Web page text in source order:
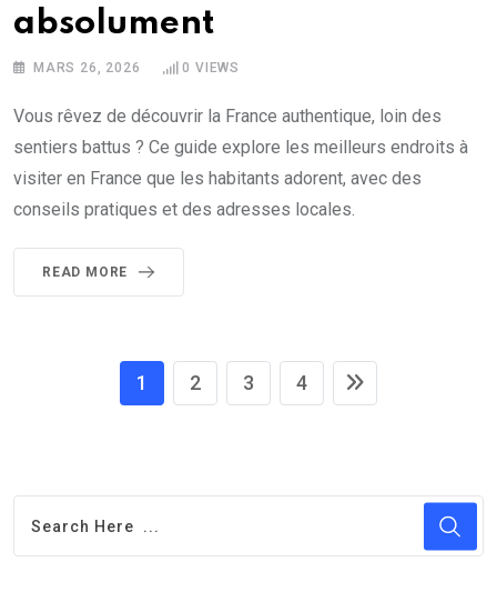
absolument
MARS 26, 2026 0 VIEWS
Vous rêvez de découvrir la France authentique, loin des
sentiers battus ? Ce guide explore les meilleurs endroits à
visiter en France que les habitants adorent, avec des
conseils pratiques et des adresses locales.
READ MORE
1 2 3 4